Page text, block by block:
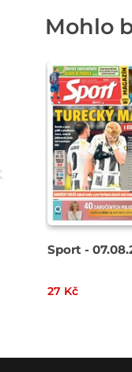
Mohlo
Sport -
27 Kč